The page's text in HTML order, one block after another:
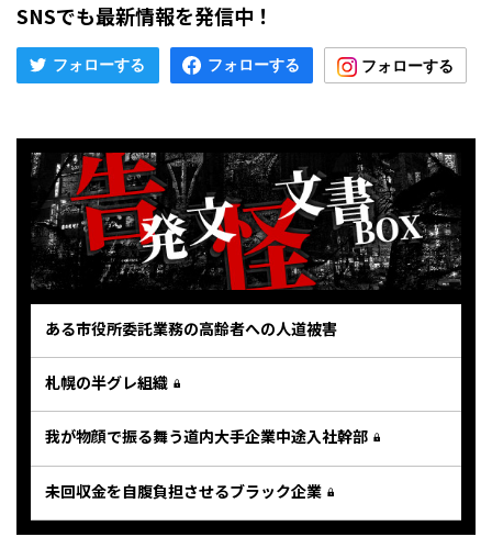
SNSでも最新情報を発信中！
ある市役所委託業務の高齢者への人道被害
札幌の半グレ組織
我が物顔で振る舞う道内大手企業中途入社幹部
未回収金を自腹負担させるブラック企業